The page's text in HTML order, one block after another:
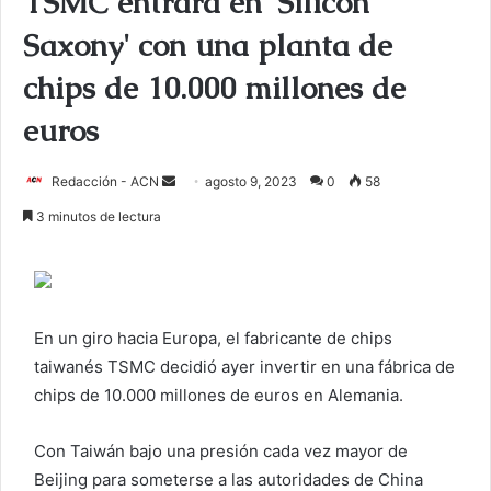
Saxony' con una planta de
chips de 10.000 millones de
euros
Redacción - ACN
u
n
c
r
r
agosto 9, 2023 0 58
3 minutos de lectura
En un giro hacia Europa, el fabricante de chips
taiwanés TSMC decidió ayer invertir en una fábrica de
chips de 10.000 millones de euros en Alemania.
Con Taiwán bajo una presión cada vez mayor de
Beijing para someterse a las autoridades de China